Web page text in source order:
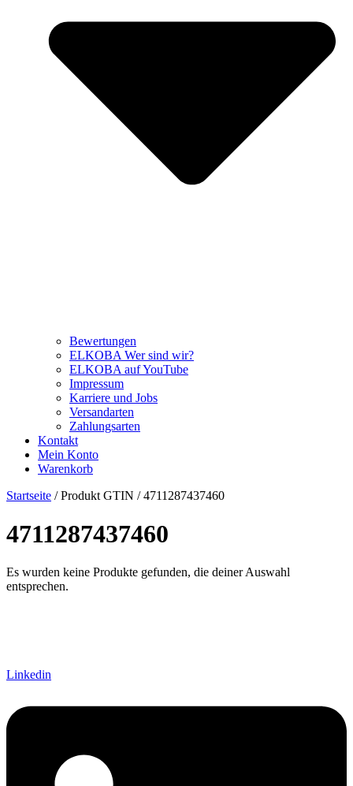
Bewertungen
ELKOBA Wer sind wir?
ELKOBA auf YouTube
Impressum
Karriere und Jobs
Versandarten
Zahlungsarten
Kontakt
Mein Konto
Warenkorb
Startseite / Produkt GTIN / 4711287437460
4711287437460
Es wurden keine Produkte gefunden, die deiner Auswahl
entsprechen.
Linkedin